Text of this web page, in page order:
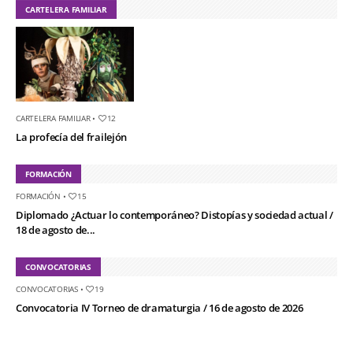
CARTELERA FAMILIAR
CARTELERA FAMILIAR• 12
La profecía del frailejón
FORMACIÓN
FORMACIÓN • 15
Diplomado ¿Actuar lo contemporáneo? Distopías y sociedad actual /
18 de agosto de...
CONVOCATORIAS
CONVOCATORIAS• 19
Convocatoria IV Torneo de dramaturgia / 16 de agosto de 2026